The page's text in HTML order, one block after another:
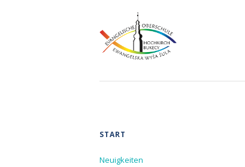
Navigation
START
Neuigkeiten